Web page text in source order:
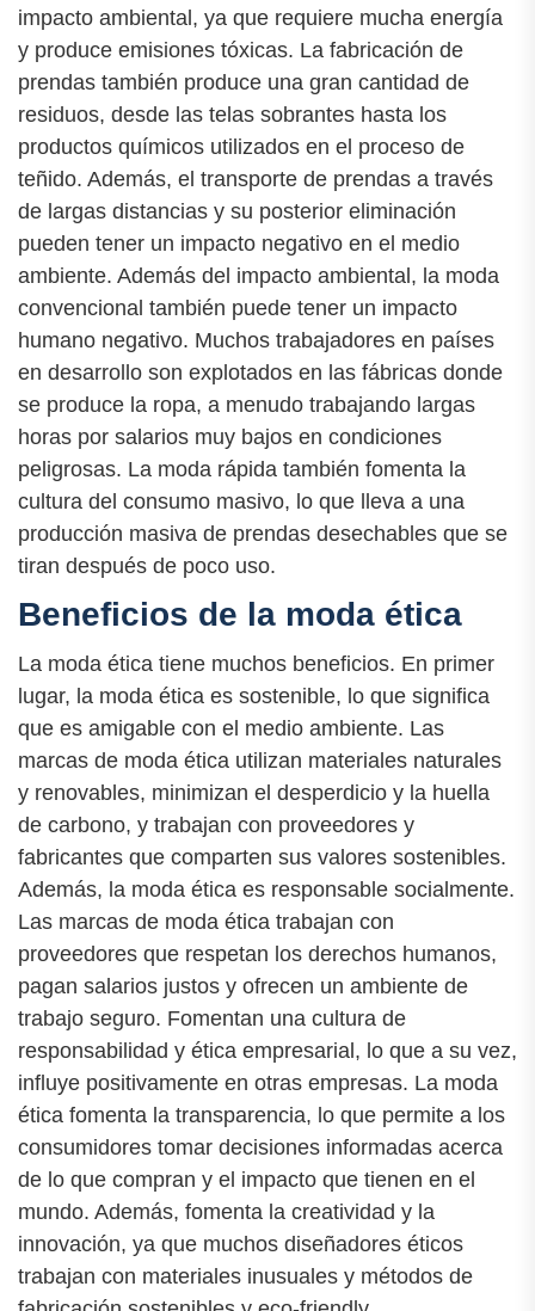
impacto ambiental, ya que requiere mucha energía
y produce emisiones tóxicas. La fabricación de
prendas también produce una gran cantidad de
residuos, desde las telas sobrantes hasta los
productos químicos utilizados en el proceso de
teñido. Además, el transporte de prendas a través
de largas distancias y su posterior eliminación
pueden tener un impacto negativo en el medio
ambiente. Además del impacto ambiental, la moda
convencional también puede tener un impacto
humano negativo. Muchos trabajadores en países
en desarrollo son explotados en las fábricas donde
se produce la ropa, a menudo trabajando largas
horas por salarios muy bajos en condiciones
peligrosas. La moda rápida también fomenta la
cultura del consumo masivo, lo que lleva a una
producción masiva de prendas desechables que se
tiran después de poco uso.
Beneficios de la moda ética
La moda ética tiene muchos beneficios. En primer
lugar, la moda ética es sostenible, lo que significa
que es amigable con el medio ambiente. Las
marcas de moda ética utilizan materiales naturales
y renovables, minimizan el desperdicio y la huella
de carbono, y trabajan con proveedores y
fabricantes que comparten sus valores sostenibles.
Además, la moda ética es responsable socialmente.
Las marcas de moda ética trabajan con
proveedores que respetan los derechos humanos,
pagan salarios justos y ofrecen un ambiente de
trabajo seguro. Fomentan una cultura de
responsabilidad y ética empresarial, lo que a su vez,
influye positivamente en otras empresas. La moda
ética fomenta la transparencia, lo que permite a los
consumidores tomar decisiones informadas acerca
de lo que compran y el impacto que tienen en el
mundo. Además, fomenta la creatividad y la
innovación, ya que muchos diseñadores éticos
trabajan con materiales inusuales y métodos de